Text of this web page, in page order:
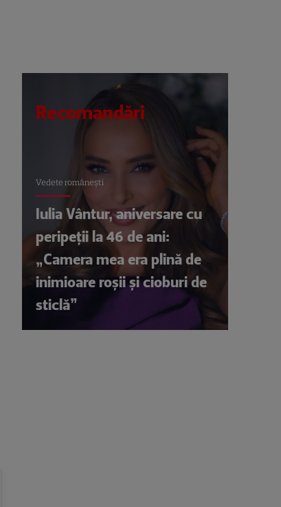
Recomandări
Vedete româneşti
Iulia Vântur, aniversare cu
peripeții la 46 de ani:
„Camera mea era plină de
inimioare roșii și cioburi de
sticlă”